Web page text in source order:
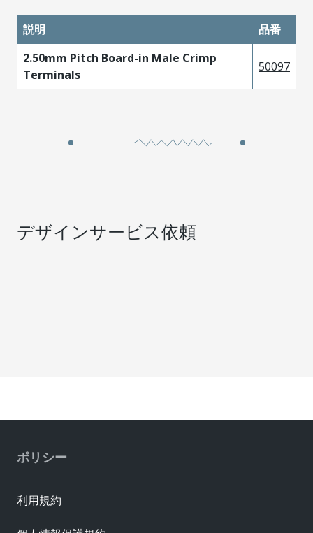
説明
品番
2.50mm Pitch Board-in Male Crimp
Terminals
50097
デザインサービス依頼
ポリシー
利用規約